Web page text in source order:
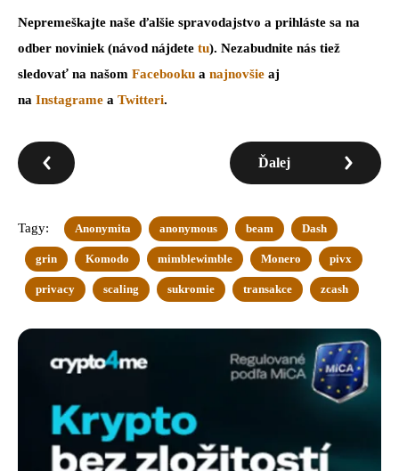
Nepremeškajte naše ďalšie spravodajstvo a prihláste sa na
odber noviniek (návod nájdete tu). Nezabudnite nás tiež
sledovať na našom Facebooku a najnovšie aj
na Instagrame a Twitteri.
Ďalej
Tagy: Anonymita anonymous beam Dash
grin Komodo mimblewimble Monero pivx
privacy scaling sukromie transakce zcash